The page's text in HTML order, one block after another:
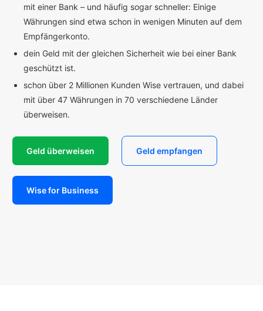
mit einer Bank – und häufig sogar schneller: Einige
Währungen sind etwa schon in wenigen Minuten auf dem
Empfängerkonto.
dein Geld mit der gleichen Sicherheit wie bei einer Bank
geschützt ist.
schon über 2 Millionen Kunden Wise vertrauen, und dabei
mit über 47 Währungen in 70 verschiedene Länder
überweisen.
Geld überweisen Geld empfangen
Wise for Business